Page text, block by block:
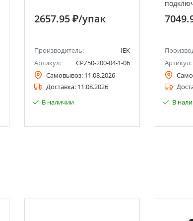
2657.95 ₽/упак
Производитель:
IEK
Артикул:
CPZ50-200-04-1-06
Самовывоз: 11.08.2026
Доставка: 11.08.2026
В наличии
Артикул:
В